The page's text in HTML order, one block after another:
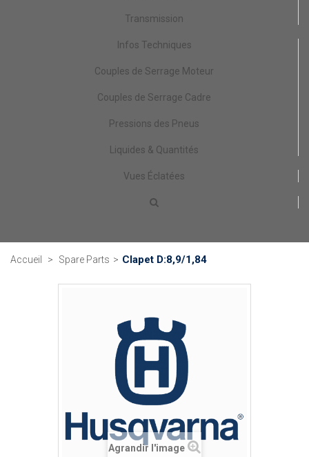
Transmission
Infos Techniques
Couples de Serrage Moteur
Couples de Serrage Cadre
Pressions des Pneus
Liquides & Quantités
Vues Éclatées
Accueil > Spare Parts > Clapet D:8,9/1,84
Agrandir l'image